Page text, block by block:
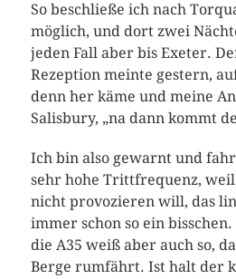
So beschließe ich nach
möglich, und dort zwei
jeden Fall aber bis Exeter.
Rezeption meinte gestern,
denn her käme und meine
Salisbury, „na dann kommt
Ich bin also gewarnt und
sehr hohe Trittfrequenz,
nicht provozieren will, das
immer schon so ein
die A35 weiß aber auch so,
Berge rumfährt. Ist halt der